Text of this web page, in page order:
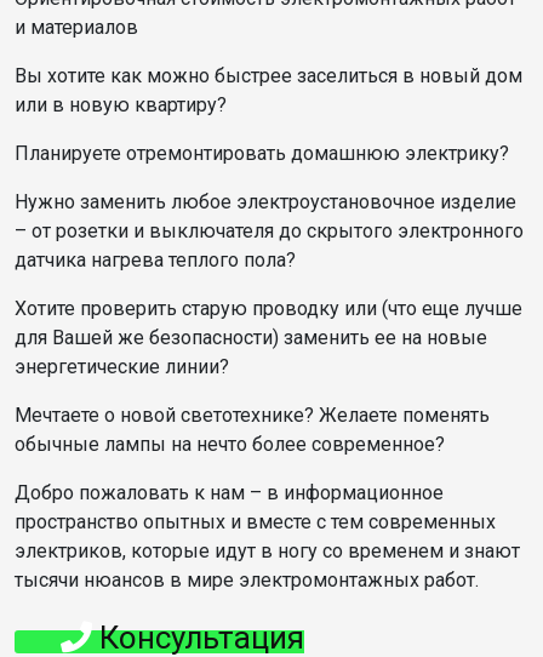
и материалов
Вы хотите как можно быстрее заселиться в новый дом
или в новую квартиру?
Планируете отремонтировать домашнюю электрику?
Нужно заменить любое электроустановочное изделие
– от розетки и выключателя до скрытого электронного
датчика нагрева теплого пола?
Хотите проверить старую проводку или (что еще лучше
для Вашей же безопасности) заменить ее на новые
энергетические линии?
Мечтаете о новой светотехнике? Желаете поменять
обычные лампы на нечто более современное?
Добро пожаловать к нам – в информационное
пространство опытных и вместе с тем современных
электриков, которые идут в ногу со временем и знают
тысячи нюансов в мире электромонтажных работ.
Консультация